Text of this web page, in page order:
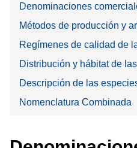
Denominaciones
Métodos de producción y
Regímenes de calidad de
Distribución y hábitat de
Descripción de las
Nomenclatura Combinada